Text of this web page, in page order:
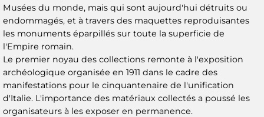
Musées du monde, mais qui sont aujourd'hui détruits ou
endommagés, et à travers des maquettes reproduisantes
les monuments éparpillés sur toute la superficie de
l'Empire romain.
Le premier noyau des collections remonte à l'exposition
archéologique organisée en 1911 dans le cadre des
manifestations pour le cinquantenaire de l'unification
d'Italie. L'importance des matériaux collectés a poussé les
organisateurs à les exposer en permanence.